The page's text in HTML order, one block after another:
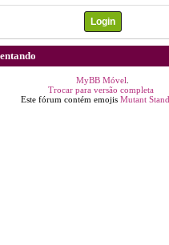
MyBB Móvel
Trocar para versão completa
Este fórum contém emojis Mutant